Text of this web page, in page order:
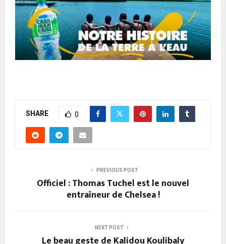
SHARE 0
PREVIOUS POST
Officiel : Thomas Tuchel est le nouvel
entraîneur de Chelsea !
NEXT POST